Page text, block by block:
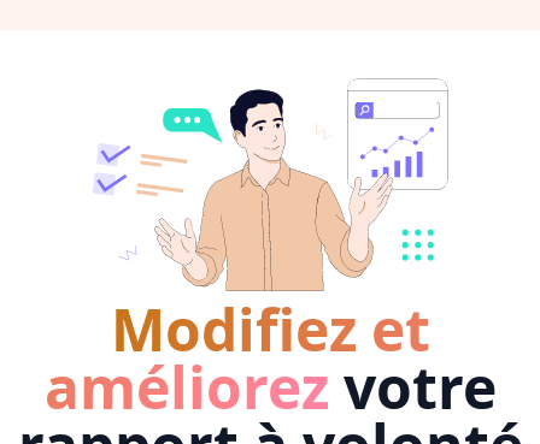
Modifiez et
améliorez votre